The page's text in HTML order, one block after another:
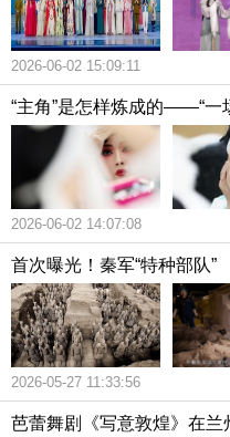
2026-06-02 15:09:11
“主角”是怎样炼成的——“一
2026-06-02 14:07:08
首次曝光！秦军“特种部队”
2026-05-27 11:33:56
芭蕾舞剧《写意敦煌》在兰